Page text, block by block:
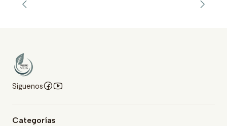
Síguenos
Categorías